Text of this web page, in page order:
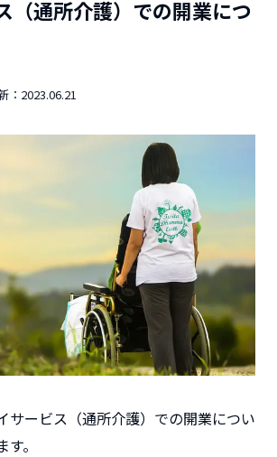
（通所介護）での開業につ
： 2023.06.21
サービス（通所介護）での開業につい
。